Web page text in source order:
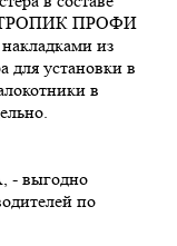
ТРОПИК ПРОФИ
из
для установки в
в
выгодно
по